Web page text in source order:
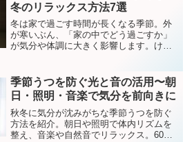
冬のリラックス方法7選
冬は家で過ごす時間が長くなる季節。外
が寒いぶん、「家の中でどう過ごすか」
が気分や体調に大きく影響します。けれ
い・やる気が出ずにダラダラしてしま
う・暖房で乾燥して体が疲れや...
季節うつを防ぐ光と音の活用〜朝
日・照明・音楽で気分を前向きに
秋冬に気分が沈みがちな季節うつを防ぐ
方法を紹介。朝日や照明で体内リズムを
整え、音楽や自然音でリラックス。60代